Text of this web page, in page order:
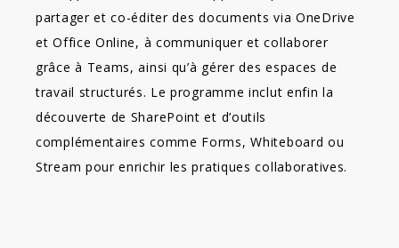
partager et co-éditer des documents via OneDrive
et Office Online, à communiquer et collaborer
grâce à Teams, ainsi qu’à gérer des espaces de
travail structurés. Le programme inclut enfin la
découverte de SharePoint et d’outils
complémentaires comme Forms, Whiteboard ou
Stream pour enrichir les pratiques collaboratives.